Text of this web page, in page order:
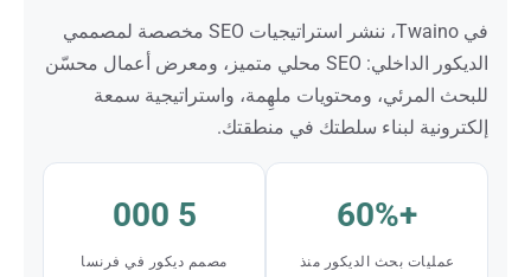
في Twaino، ننشر استراتيجيات SEO مخصصة لمصممي
الديكور الداخلي: SEO محلي متميز، ومعرض أعمال محسّن
للبحث المرئي، ومحتويات ملهِمة، واستراتيجية سمعة
إلكترونية لبناء سلطتك في منطقتك.
عمليات بحث الديكور منذ
مصمم ديكور في فرنسا